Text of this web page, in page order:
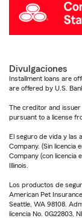
Divulgaciones
Installment loans are
are offered by U.S.
The creditor and issuer
pursuant to a license
El seguro de vida y las
Company. (Sin licencia
Company (con licencia
Illinois.
Los productos de
American Pet
Seattle, WA 98108.
licencia No. 0G22803,